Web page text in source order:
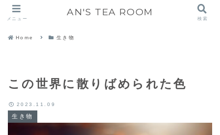
Home 生き物
この世界に散りばめられた色
生き物
2023.11.09
メニュー
AN'S TEA ROOM
検索